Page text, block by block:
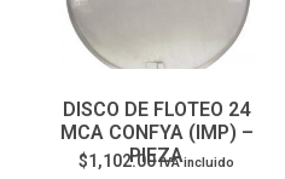
DISCO DE FLOTEO 24
MCA CONFYA (IMP) –
PIEZA
$1,102.00 IVA incluido